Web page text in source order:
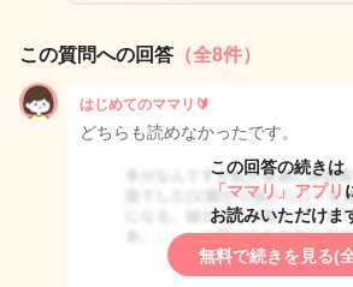
この質問への回答 （全8件）
はじめてのママリ🔰
どちらも読めなかったです。
この回答の続きは
「ママリ」アプリ
お読みいただけま
無料で続きを見る(